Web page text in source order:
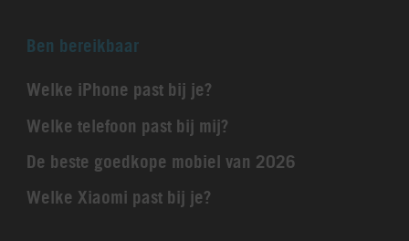
Ben bereikbaar
Welke iPhone past bij je?
Welke telefoon past bij mij?
De beste goedkope mobiel van 2026
Welke Xiaomi past bij je?